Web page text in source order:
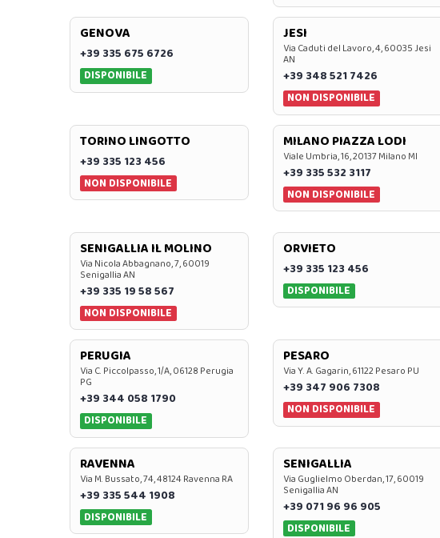
GENOVA
+39 335 675 6726
DISPONIBILE
JESI
Via Caduti del Lavoro, 4, 60035 Jesi
AN
+39 348 521 7426
NON DISPONIBILE
TORINO LINGOTTO
+39 335 123 456
NON DISPONIBILE
MILANO PIAZZA LODI
Viale Umbria, 16, 20137 Milano MI
+39 335 532 3117
NON DISPONIBILE
SENIGALLIA IL MOLINO
Via Nicola Abbagnano, 7, 60019
Senigallia AN
+39 335 19 58 567
NON DISPONIBILE
ORVIETO
+39 335 123 456
DISPONIBILE
PERUGIA
Via C. Piccolpasso, 1/A, 06128 Perugia
PG
+39 344 058 1790
DISPONIBILE
PESARO
Via Y. A. Gagarin, 61122 Pesaro PU
+39 347 906 7308
NON DISPONIBILE
RAVENNA
Via M. Bussato, 74, 48124 Ravenna RA
+39 335 544 1908
DISPONIBILE
SENIGALLIA
Via Guglielmo Oberdan, 17, 60019
Senigallia AN
+39 071 96 96 905
DISPONIBILE